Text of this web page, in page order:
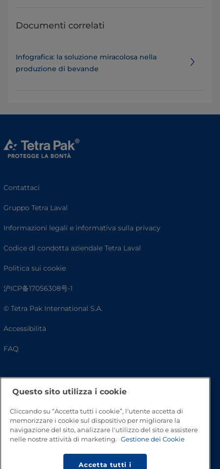
Documenti correlati
Infografica: la soluzione miracolosa nella
produzione di bevande
Contattaci
Gruppo Tetra Laval
Informazioni legali e informativa sulla privacy
Codice di condotta aziendale Tetra Laval
Politica sui cookie
沪ICP备17056308号-1
© Tetra Pak International S.A.
Accessibilità
FAQ
Questo sito utilizza i cookie
Cliccando su “Accetta tutti i cookie”, l'utente accetta di
memorizzare i cookie sul dispositivo per migliorare la
navigazione del sito, analizzare l'utilizzo del sito e assistere
nelle nostre attività di marketing. Gestione dei Cookie
Accetta tutti i